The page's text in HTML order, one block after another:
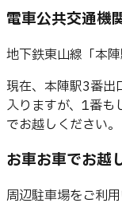
電車公共交通機
地下鉄東山線「本
現在、本陣駅3番出
入りますが、1番も
でお越しください
お車お車でお越
周辺駐車場をご利用